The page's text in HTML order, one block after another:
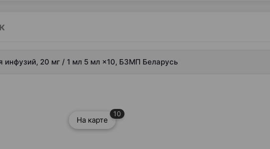
инфузий, 20 мг / 1 мл 5 мл ×10, БЗМП Беларусь
На карте
10